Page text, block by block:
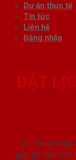
Dự án thực tế
Tin tức
Liên hệ
Đăng nhập
ĐẶT
Vui lòng nhập
gặp gỡ làm việc